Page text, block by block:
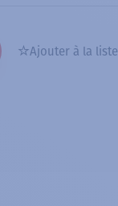
Ajouter à la liste